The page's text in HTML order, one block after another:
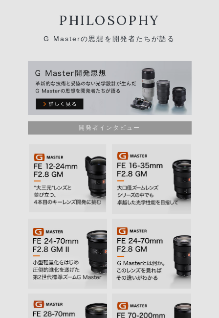
PHILOSOPHY
G Masterの思想を開発者たちが語る
開発者インタビュー